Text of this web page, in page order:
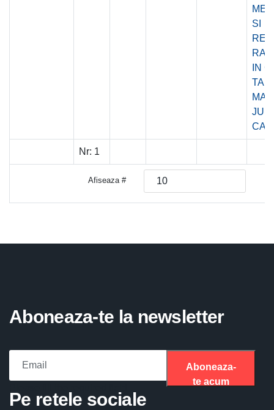
Afiseaza #
SI
IN
Nr: 1
Aboneaza-te la newsletter
Aboneaza-
te acum
Pe retele sociale